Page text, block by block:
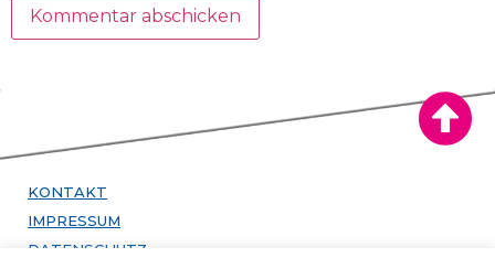
KONTAKT
IMPRESSUM
DATENSCHUTZ